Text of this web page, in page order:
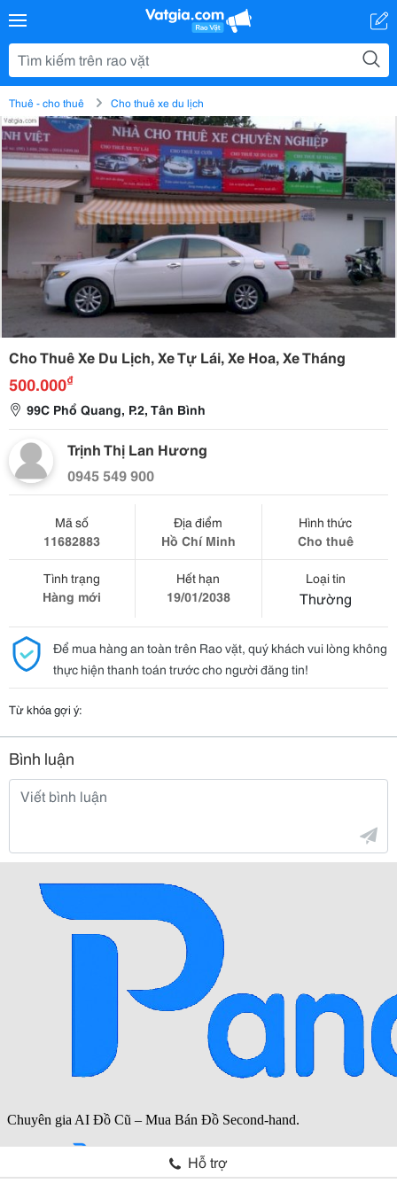
Thuê - cho thuê Cho thuê xe du lịch
Cho Thuê Xe Du Lịch, Xe Tự Lái, Xe Hoa, Xe Tháng
500.000₫
99C Phổ Quang, P.2, Tân Bình
Trịnh Thị Lan Hương
0945 549 900
Mã số
11682883
Địa điểm
Hồ Chí Minh
Hình thức
Cho thuê
Tình trạng
Hàng mới
Hết hạn
19/01/2038
Loại tin
Thường
Để mua hàng an toàn trên Rao vặt, quý khách vui lòng không
thực hiện thanh toán trước cho người đăng tin!
Từ khóa gợi ý:
Bình luận
Hỗ trợ